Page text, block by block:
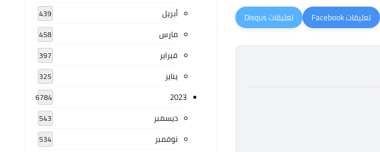
أبريل 439
مارس 458
فبراير 397
يناير 325
2023
6784
ديسمبر 543
نوفمبر 534